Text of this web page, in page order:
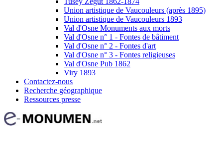
Union artistique de Vaucouleurs (après 1895)
Union artistique de Vaucouleurs 1893
Val d'Osne Monuments aux morts
Val d'Osne n° 1 - Fontes de bâtiment
Val d'Osne n° 2 - Fontes d'art
Val d'Osne n° 3 - Fontes religieuses
Val d'Osne Pub 1862
Viry 1893
Contactez-nous
Recherche géographique
Ressources presse